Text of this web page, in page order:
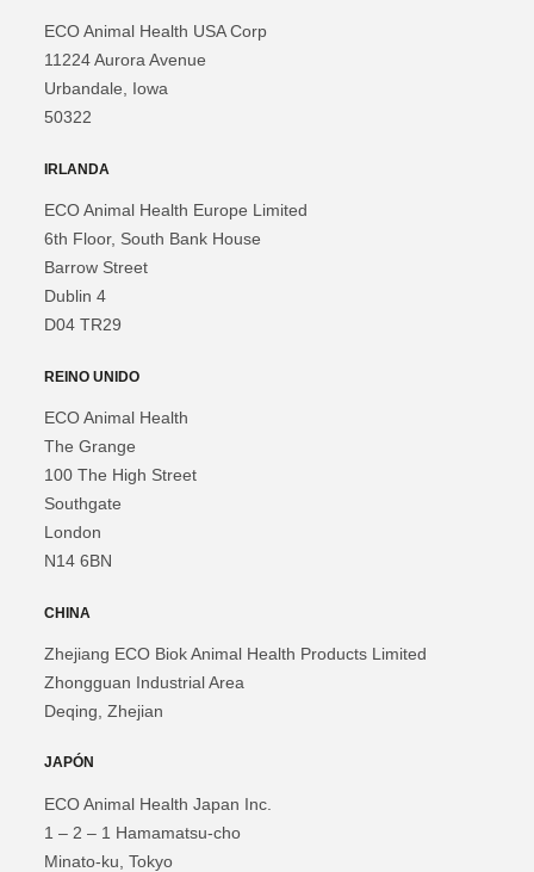
ECO Animal Health USA Corp
11224 Aurora Avenue
Urbandale, Iowa
50322
IRLANDA
ECO Animal Health Europe Limited
6th Floor, South Bank House
Barrow Street
Dublin 4
D04 TR29
REINO UNIDO
ECO Animal Health
The Grange
100 The High Street
Southgate
London
N14 6BN
CHINA
Zhejiang ECO Biok Animal Health Products Limited
Zhongguan Industrial Area
Deqing, Zhejian
JAPÓN
ECO Animal Health Japan Inc.
1 – 2 – 1 Hamamatsu-cho
Minato-ku, Tokyo